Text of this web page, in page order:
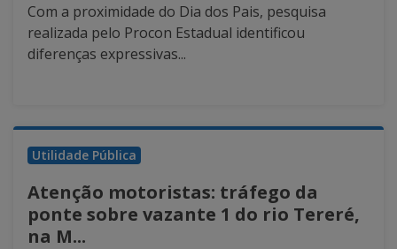
Com a proximidade do Dia dos Pais, pesquisa
realizada pelo Procon Estadual identificou
diferenças expressivas...
Utilidade Pública
Atenção motoristas: tráfego da
ponte sobre vazante 1 do rio Tereré,
na M...